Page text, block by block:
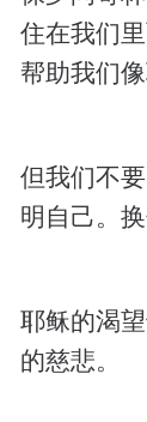
住在我们
帮助我们
但我们不
明自己。
耶稣的渴
的慈悲。